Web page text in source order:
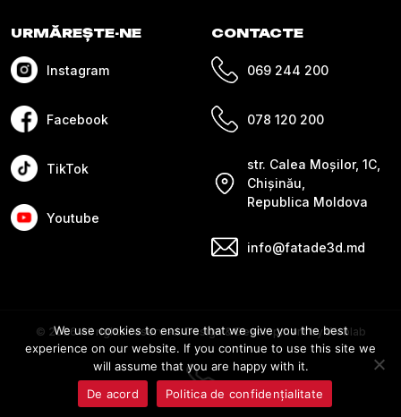
Messenger Whatsapp
URMĂREȘTE-NE
Instagram
Facebook
TikTok
Youtube
CONTACTE
069 244 200
078 120 200
str. Calea Moșilor, 1C,
Chișinău,
Republica Moldova
info@fatade3d.md
© 2026 All rights reserved. Design & Development by Weblab
We use cookies to ensure that we give you the best
experience on our website. If you continue to use this site we
will assume that you are happy with it.
De acord
Politica de confidențialitate